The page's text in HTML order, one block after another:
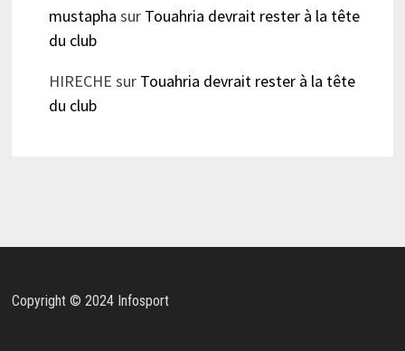
mustapha sur Touahria devrait rester à la tête
du club
HIRECHE sur Touahria devrait rester à la tête
du club
Copyright © 2024 Infosport